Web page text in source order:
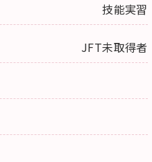
技能実習
JFT未取得者